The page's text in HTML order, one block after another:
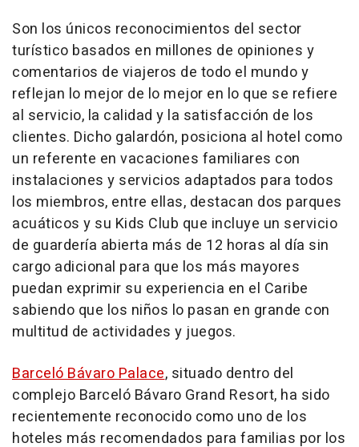
Son los únicos reconocimientos del sector
turístico basados en millones de opiniones y
comentarios de viajeros de todo el mundo y
reflejan lo mejor de lo mejor en lo que se refiere
al servicio, la calidad y la satisfacción de los
clientes. Dicho galardón, posiciona al hotel como
un referente en vacaciones familiares con
instalaciones y servicios adaptados para todos
los miembros, entre ellas, destacan dos parques
acuáticos y su Kids Club que incluye un servicio
de guardería abierta más de 12 horas al día sin
cargo adicional para que los más mayores
puedan exprimir su experiencia en el Caribe
sabiendo que los niños lo pasan en grande con
multitud de actividades y juegos.
Barceló Bávaro Palace, situado dentro del
complejo Barceló Bávaro Grand Resort, ha sido
recientemente reconocido como uno de los
hoteles más recomendados para familias por los